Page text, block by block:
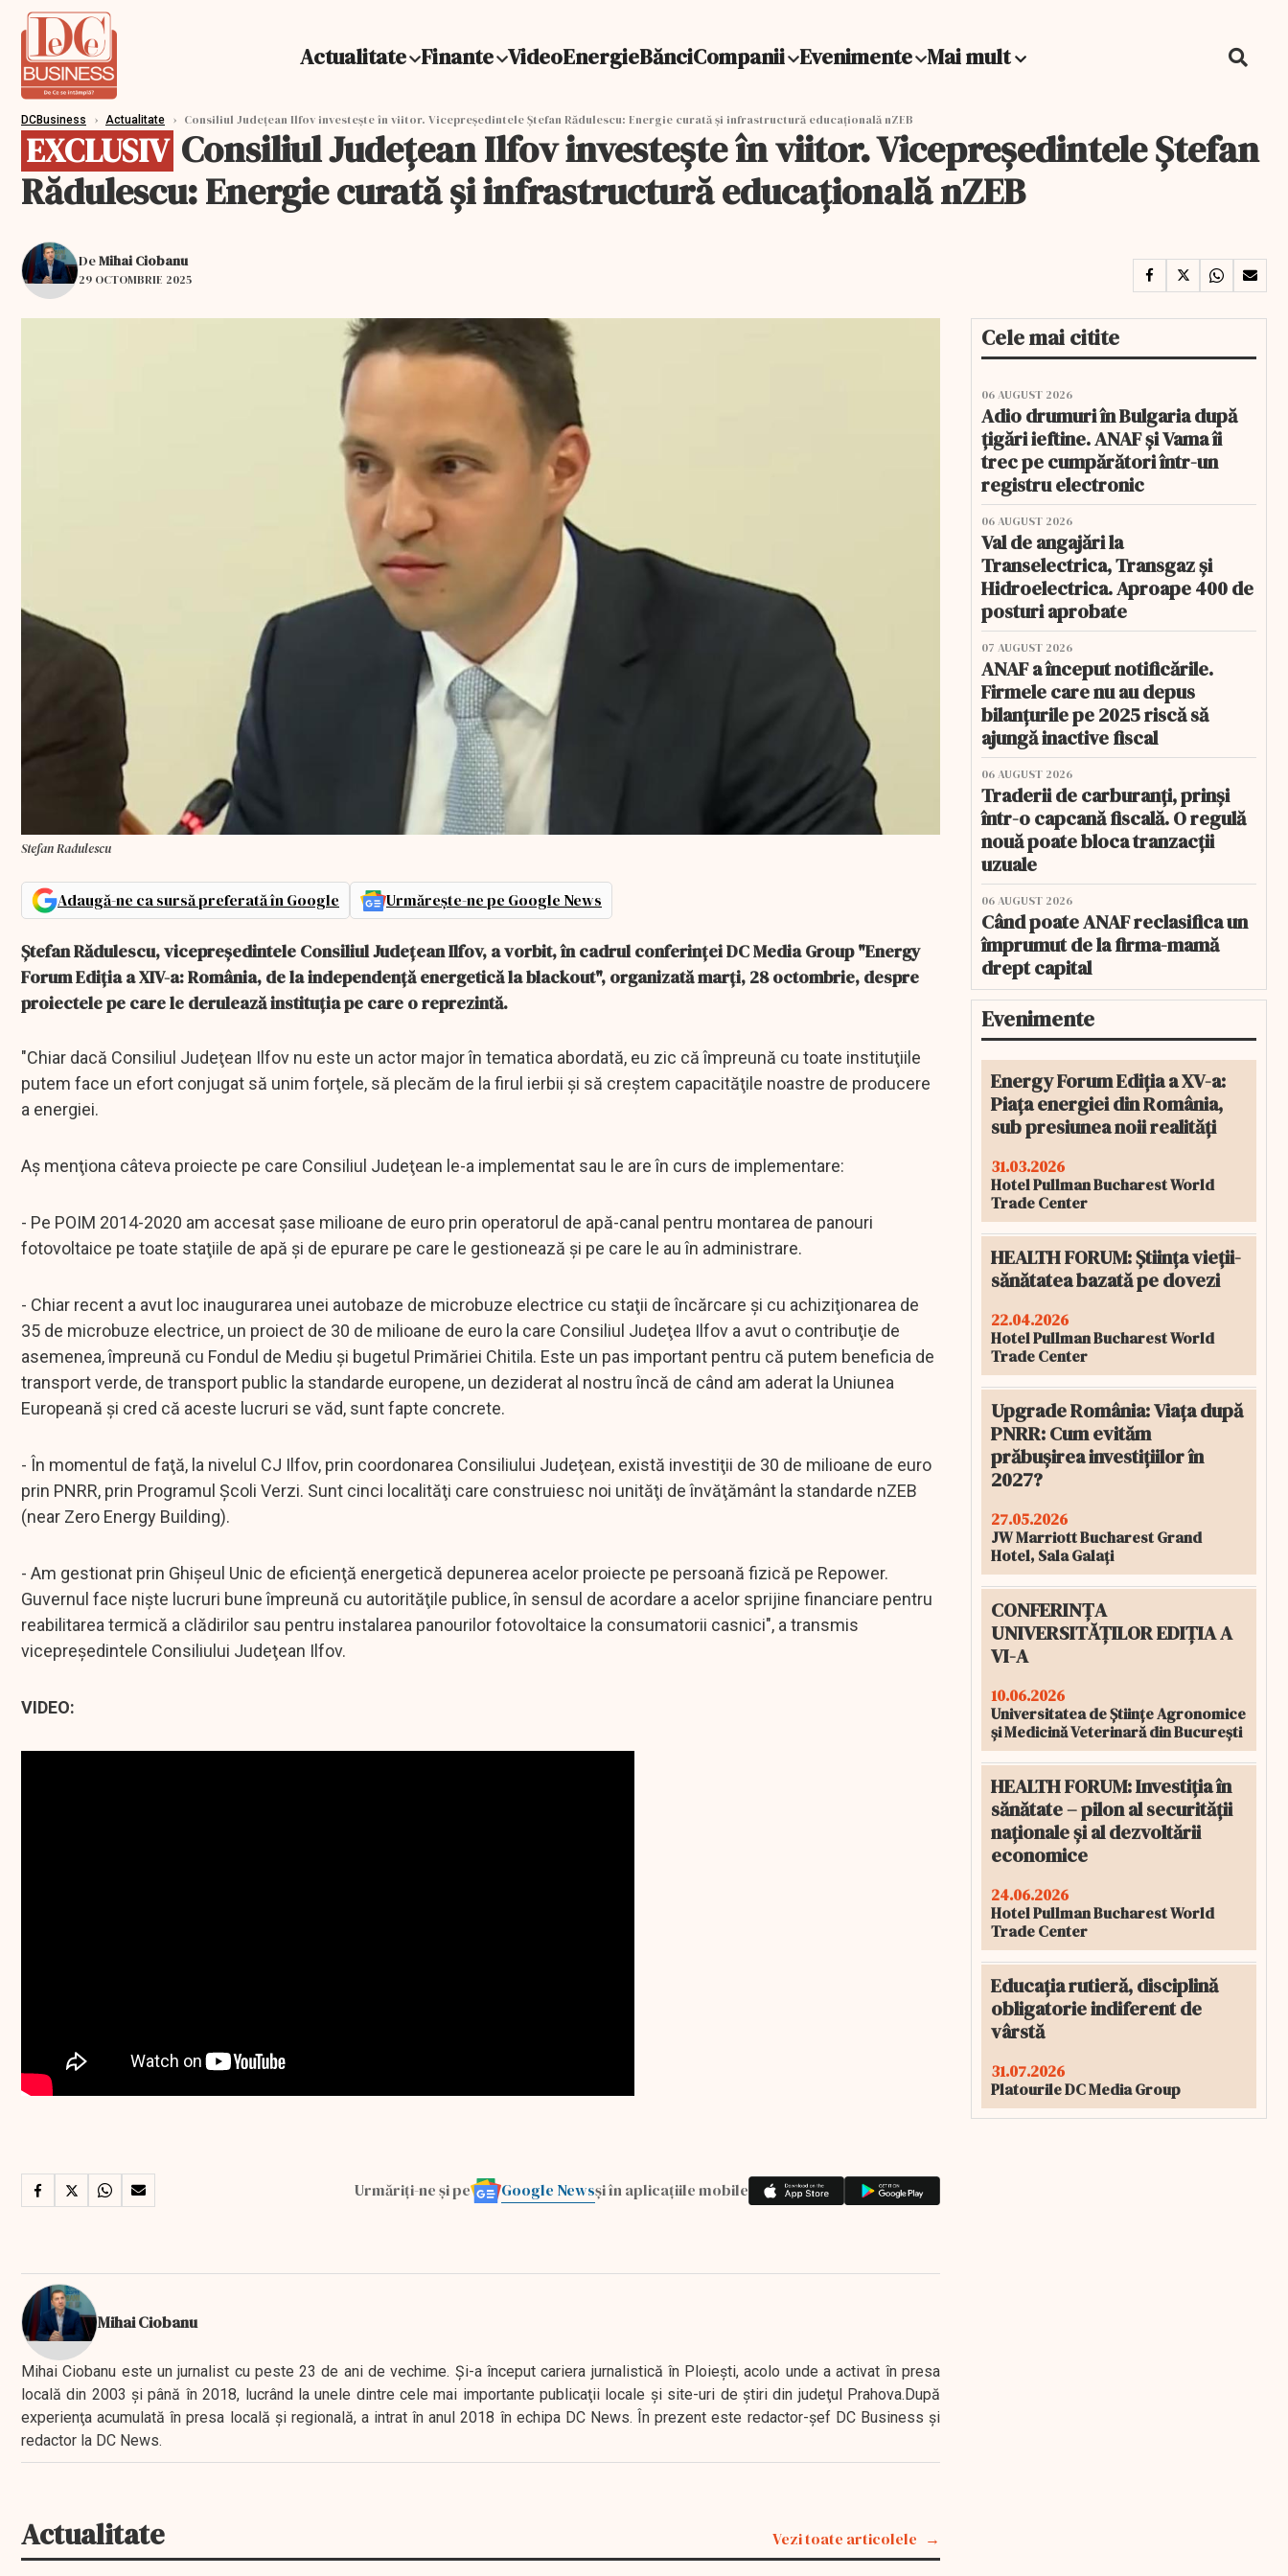
Actualitate Finante VideoEnergieBănciCompanii Evenimente Mai mult
DCBusiness › Actualitate › Consiliul Județean Ilfov investește în viitor. Vicepreşedintele Ştefan Rădulescu: Energie curată și infrastructură educațională nZEB
EXCLUSIV Consiliul Județean Ilfov investește în viitor. Vicepreşedintele Ştefan
Rădulescu: Energie curată și infrastructură educațională nZEB
DeMihai Ciobanu
29 OCTOMBRIE 2025
Stefan Radulescu
Adaugă-ne ca sursă preferată în Google Urmărește-ne pe Google News
Ștefan Rădulescu, vicepreședintele Consiliul Județean Ilfov, a vorbit, în cadrul conferinţei DC Media Group "Energy
Forum Ediția a XIV-a: România, de la independență energetică la blackout", organizată marţi, 28 octombrie, despre
proiectele pe care le derulează instituţia pe care o reprezintă.
"Chiar dacă Consiliul Judeţean Ilfov nu este un actor major în tematica abordată, eu zic că împreună cu toate instituţiile
putem face un efort conjugat să unim forţele, să plecăm de la firul ierbii şi să creştem capacităţile noastre de producere
a energiei.
Aş menţiona câteva proiecte pe care Consiliul Judeţean le-a implementat sau le are în curs de implementare:
- Pe POIM 2014-2020 am accesat şase milioane de euro prin operatorul de apă-canal pentru montarea de panouri
fotovoltaice pe toate staţiile de apă şi de epurare pe care le gestionează şi pe care le au în administrare.
- Chiar recent a avut loc inaugurarea unei autobaze de microbuze electrice cu staţii de încărcare şi cu achiziţionarea de
35 de microbuze electrice, un proiect de 30 de milioane de euro la care Consiliul Judeţea Ilfov a avut o contribuţie de
asemenea, împreună cu Fondul de Mediu şi bugetul Primăriei Chitila. Este un pas important pentru că putem beneficia de
transport verde, de transport public la standarde europene, un deziderat al nostru încă de când am aderat la Uniunea
Europeană şi cred că aceste lucruri se văd, sunt fapte concrete.
- În momentul de faţă, la nivelul CJ Ilfov, prin coordonarea Consiliului Judeţean, există investiţii de 30 de milioane de euro
prin PNRR, prin Programul Şcoli Verzi. Sunt cinci localităţi care construiesc noi unităţi de învăţământ la standarde nZEB
(near Zero Energy Building).
- Am gestionat prin Ghişeul Unic de eficienţă energetică depunerea acelor proiecte pe persoană fizică pe Repower.
Guvernul face nişte lucruri bune împreună cu autorităţile publice, în sensul de acordare a acelor sprijine financiare pentru
reabilitarea termică a clădirilor sau pentru instalarea panourilor fotovoltaice la consumatorii casnici", a transmis
vicepreşedintele Consiliului Judeţean Ilfov.
VIDEO:
Urmăriți-ne și pe Google Newsși în aplicațiile mobile
Mihai Ciobanu
Mihai Ciobanu este un jurnalist cu peste 23 de ani de vechime. Şi-a început cariera jurnalistică în Ploieşti, acolo unde a activat în presa
locală din 2003 şi până în 2018, lucrând la unele dintre cele mai importante publicaţii locale şi site-uri de ştiri din judeţul Prahova.După
experienţa acumulată în presa locală şi regională, a intrat în anul 2018 în echipa DC News. În prezent este redactor-şef DC Business şi
redactor la DC News.
Actualitate Vezi toate articolele
Cele mai citite
06 AUGUST 2026
Adio drumuri în Bulgaria după
țigări ieftine. ANAF și Vama îi
trec pe cumpărători într-un
registru electronic
06 AUGUST 2026
Val de angajări la
Transelectrica, Transgaz și
Hidroelectrica. Aproape 400 de
posturi aprobate
07 AUGUST 2026
ANAF a început notificările.
Firmele care nu au depus
bilanțurile pe 2025 riscă să
ajungă inactive fiscal
06 AUGUST 2026
Traderii de carburanți, prinși
într-o capcană fiscală. O regulă
nouă poate bloca tranzacții
uzuale
06 AUGUST 2026
Când poate ANAF reclasifica un
împrumut de la firma-mamă
drept capital
Evenimente
Energy Forum Ediția a XV-a:
Piața energiei din România,
sub presiunea noii realități
31.03.2026
Hotel Pullman Bucharest World
Trade Center
HEALTH FORUM: Știința vieții-
sănătatea bazată pe dovezi
22.04.2026
Hotel Pullman Bucharest World
Trade Center
Upgrade România: Viața după
PNRR: Cum evităm
prăbușirea investițiilor în
2027?
27.05.2026
JW Marriott Bucharest Grand
Hotel, Sala Galați
CONFERINȚA
UNIVERSITĂȚILOR EDIȚIA A
VI-A
10.06.2026
Universitatea de Științe Agronomice
și Medicină Veterinară din București
HEALTH FORUM: Investiția în
sănătate – pilon al securității
naționale și al dezvoltării
economice
24.06.2026
Hotel Pullman Bucharest World
Trade Center
Educația rutieră, disciplină
obligatorie indiferent de
vârstă
31.07.2026
Platourile DC Media Group